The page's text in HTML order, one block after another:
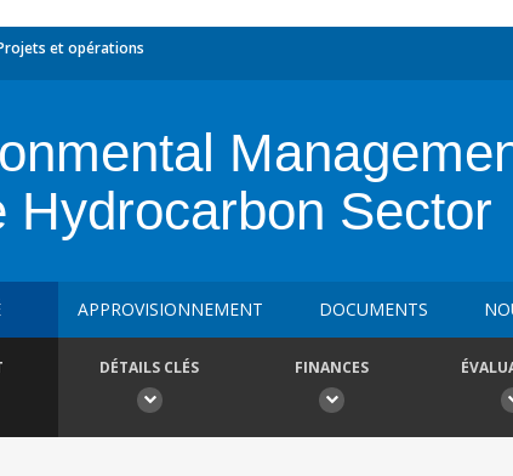
et opérations
Hydrocarbon Sector
APPROVISIONNEMENT DOCUMENTS
DÉTAILS CLÉS FINANCES